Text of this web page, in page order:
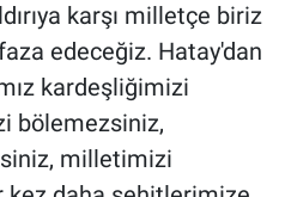
karşı milletçe biriz
edeceğiz. Hatay'dan
kardeşliğimizi
bölemezsiniz,
milletimizi